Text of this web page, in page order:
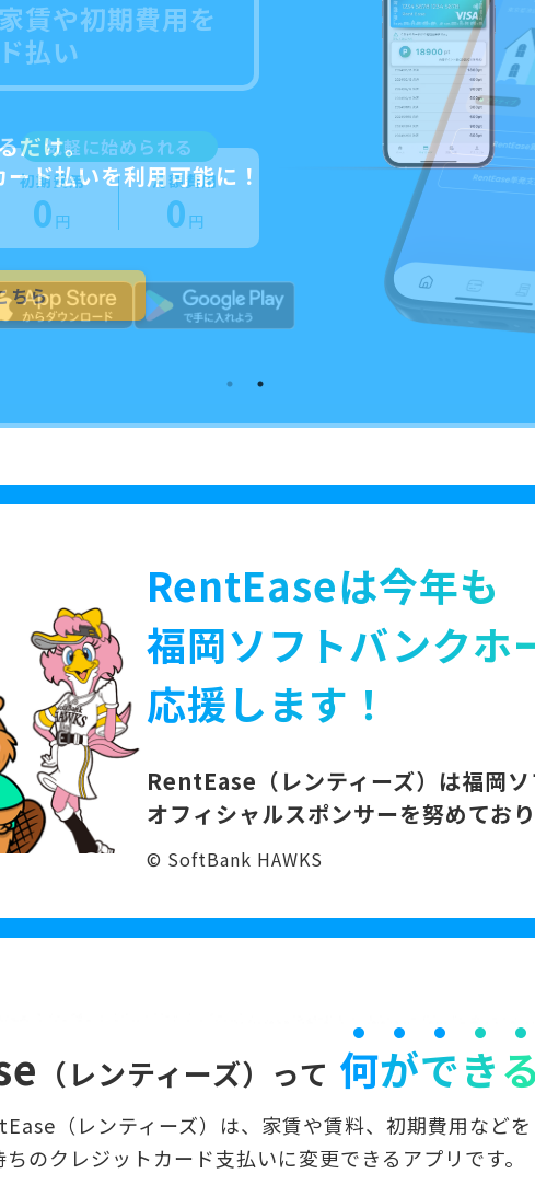
賃や初期費用を
払い
気軽に始められる
初期費用
0 円
月額費用
0 円
だけ。
ド払いを利用可能に！
ちら
RentEaseは今年も
福岡ソフトバンクホ
応援します！
RentEase（レンティーズ）は福岡
オフィシャルスポンサーを努めており
© SoftBank HAWKS
（レンティーズ）って 何ができる
（レンティーズ）は、家賃や賃料、初期費用などを
ちのクレジットカード支払いに変更できるアプリです。